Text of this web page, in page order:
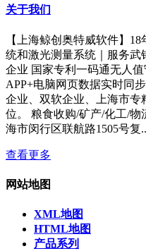
关于我们
【上海鲸创奥特威软件】
统和激光测量系统｜服务武
企业 国家专利一码通无人
APP+电脑网页数据实时同
企业、双软企业、上海市
位。 粮食收购/矿产/化工/物
海市闵行区联航路1505号复
查看更多
网站地图
XML地图
HTML地图
产品系列